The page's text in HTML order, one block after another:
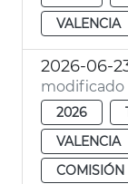
VALENCIA
2026-06-
modificado
2026
VALENCIA
COMISIÓN